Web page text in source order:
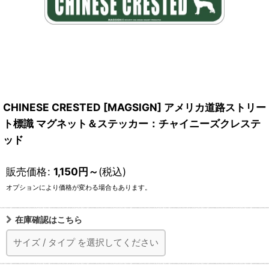
CHINESE CRESTED [MAGSIGN] アメリカ道路ストリー
ト標識 マグネット＆ステッカー：チャイニーズクレステ
ッド
販売価格: 1,150円～(税込)
オプションにより価格が変わる場合もあります。
在庫確認はこちら
サイズ / タイプ を選択してください